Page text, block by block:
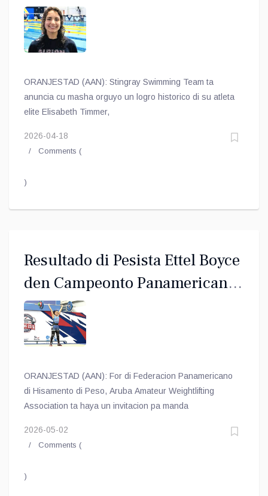
Freestyle na Rotterdam
ORANJESTAD (AAN): Stingray Swimming Team ta
anuncia cu masha orguyo un logro historico di su atleta
elite Elisabeth Timmer,
2026-04-18
Comments (
)
Resultado di Pesista Ettel Boyce
den Campeonto Panamericano
de Mayores na Panama
ORANJESTAD (AAN): For di Federacion Panamericano
di Hisamento di Peso, Aruba Amateur Weightlifting
Association ta haya un invitacion pa manda
2026-05-02
Comments (
)